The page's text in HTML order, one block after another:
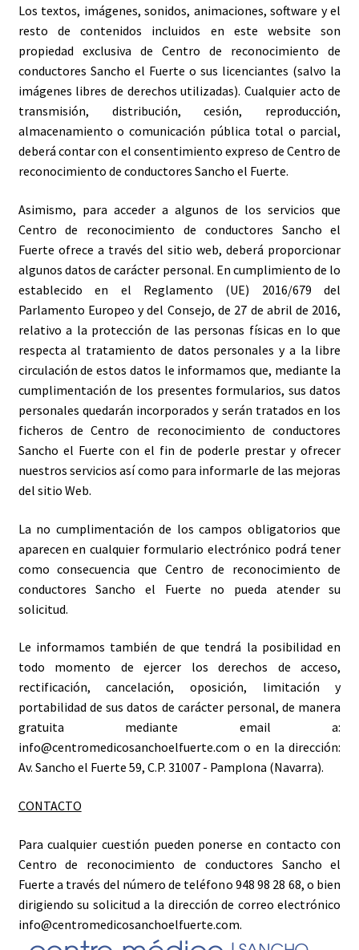
Los textos, imágenes, sonidos, animaciones, software y el
resto de contenidos incluidos en este website son
propiedad exclusiva de Centro de reconocimiento de
conductores Sancho el Fuerte o sus licenciantes (salvo la
imágenes libres de derechos utilizadas). Cualquier acto de
transmisión, distribución, cesión, reproducción,
almacenamiento o comunicación pública total o parcial,
deberá contar con el consentimiento expreso de Centro de
reconocimiento de conductores Sancho el Fuerte.
Asimismo, para acceder a algunos de los servicios que
Centro de reconocimiento de conductores Sancho el
Fuerte ofrece a través del sitio web, deberá proporcionar
algunos datos de carácter personal. En cumplimiento de lo
establecido en el Reglamento (UE) 2016/679 del
Parlamento Europeo y del Consejo, de 27 de abril de 2016,
relativo a la protección de las personas físicas en lo que
respecta al tratamiento de datos personales y a la libre
circulación de estos datos le informamos que, mediante la
cumplimentación de los presentes formularios, sus datos
personales quedarán incorporados y serán tratados en los
ficheros de Centro de reconocimiento de conductores
Sancho el Fuerte con el fin de poderle prestar y ofrecer
nuestros servicios así como para informarle de las mejoras
del sitio Web.
La no cumplimentación de los campos obligatorios que
aparecen en cualquier formulario electrónico podrá tener
como consecuencia que Centro de reconocimiento de
conductores Sancho el Fuerte no pueda atender su
solicitud.
Le informamos también de que tendrá la posibilidad en
todo momento de ejercer los derechos de acceso,
rectificación, cancelación, oposición, limitación y
portabilidad de sus datos de carácter personal, de manera
gratuita mediante email a:
info@centromedicosanchoelfuerte.com o en la dirección:
Av. Sancho el Fuerte 59, C.P. 31007 - Pamplona (Navarra).
CONTACTO
Para cualquier cuestión pueden ponerse en contacto con
Centro de reconocimiento de conductores Sancho el
Fuerte a través del número de teléfono 948 98 28 68, o bien
dirigiendo su solicitud a la dirección de correo electrónico
info@centromedicosanchoelfuerte.com.